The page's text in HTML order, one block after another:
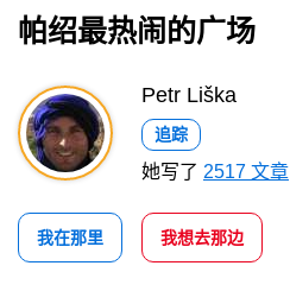
帕绍最热闹的广场
Petr Liška
追踪
她写了 2517 文章
我在那里 我想去那边